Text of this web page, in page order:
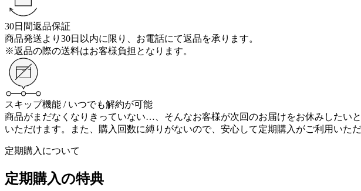
30日間返品保証
商品発送より30日以内に限り、お電話にて返品を承ります。
※返品の際の送料はお客様負担となります。
スキップ機能 / いつでも解約が可能
商品がまだなくなりきっていない…、そんなお客様が次回のお届けをお休みしたい
いただけます。また、購入回数に縛りがないので、安心して定期購入がご利用いただ
定期購入について
定期購入の特典